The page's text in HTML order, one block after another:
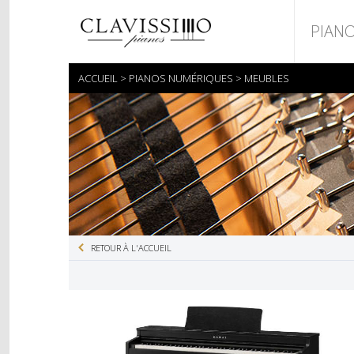
ACCUEIL PIANOS NUMÉRIQUES MEUBLES
RETOUR À L'ACCUEIL